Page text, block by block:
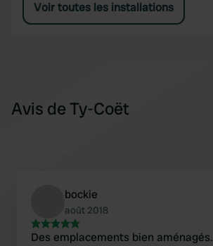
Voir toutes les installations
Avis de Ty-Coët
bockie
août 2018
Des emplacements bien aménagés.